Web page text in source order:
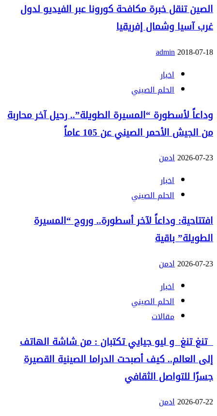
الصين تنقل خبرة مكافحة كورونا عبر الفيديو لدول
غرب آسيا وشمال إفريقيا
2018-07-18
admin
اخبار
الحلم الصيني
وداعاً لأسطورة “المسيرة الطويلة”.. رحيل آخر محاربة
من الجيش الأحمر الصيني عن 105 عاماً
2026-07-23ادمن
اخبار
الحلم الصيني
افتتاحية: وداعاً لآخر أسطورة.. وروح “المسيرة
الطويلة” باقية
2026-07-23ادمن
اخبار
الحلم الصيني
مقالات
تنغ تنغ و ليو جيايي تكتبان : من شاشة الهاتف
إلى العالم.. كيف أصبحت الدراما الصينية القصيرة
جسرًا للتواصل الثقافي
2026-07-22ادمن